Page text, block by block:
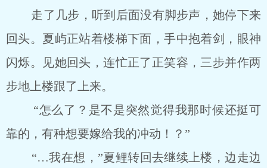
走了几步，听到后面没有脚步声，她停下来
回头。夏屿正站着楼梯下面，手中抱着剑，眼神
闪烁。见她回头，连忙正了正笑容，三步并作两
步地上楼跟了上来。
“怎么了？是不是突然觉得我那时候还挺可
靠的，有种想要嫁给我的冲动！？”
“…我在想，”夏鲤转回去继续上楼，边走边